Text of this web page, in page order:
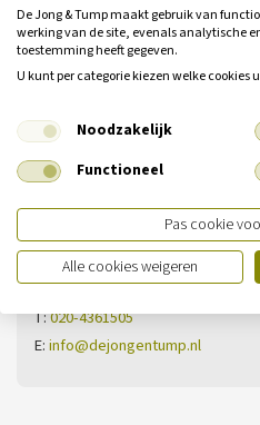
Heeft u nog geen
vraag?
Neem dan contact met
Vestiging Ilpendam
De Noord 13
1452 PS Ilpendam
T:020-4361505
E:info@dejongentump.nl
De Jong & Tump maakt gebruik van
werking van de site, evenals analytische
toestemming heeft gegeven.
U kunt per categorie kiezen welke cookies
Noodzakelijk
Functioneel
Pas cookie
Alle cookies weigeren